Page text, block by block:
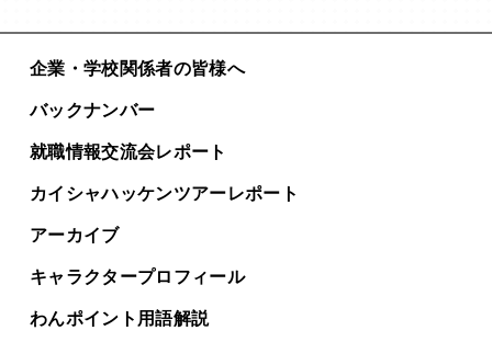
企業・学校関係者の皆様へ
バックナンバー
就職情報交流会レポート
カイシャハッケンツアーレポート
アーカイブ
キャラクタープロフィール
わんポイント用語解説